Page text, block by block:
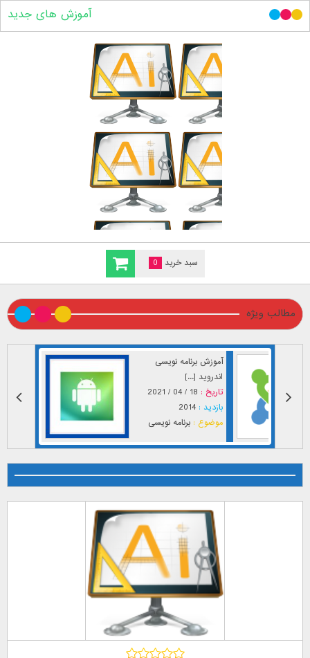
سبد خرید 0
آموزش های جدید
مطالب ویژه
آموزش برنامه نویسی
اندروید [...]
تاریخ : 18 / 04 / 2021
بازدید : 2014
موضوع : برنامه نویسی